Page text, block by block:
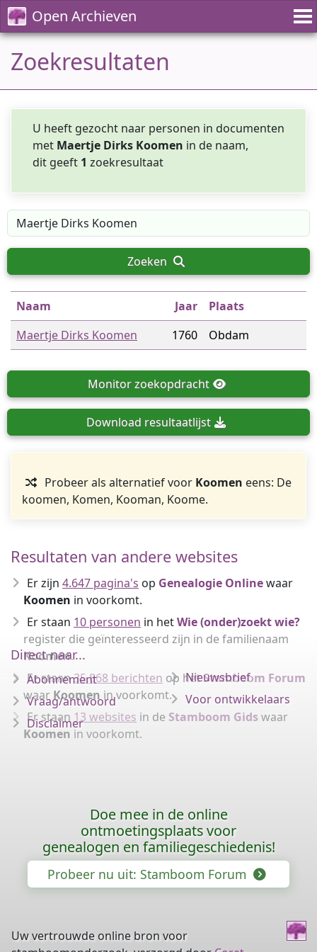
Open Archieven
Zoekresultaten
U heeft gezocht naar personen in documenten
met Maertje Dirks Koomen in de naam,
dit geeft 1 zoekresultaat
Zoeken
Naam Jaar
Plaats
Maertje Dirks Koomen
1760 Obdam
Monitorzoekopdracht
Download resultaatlijst
Probeer als alternatief voor Koomen eens: De
koomen, Komen, Kooman, Koome.
Resultaten van andere websites
Er zijn 4.647 pagina's op Genealogie Onlinewaar
Koomen in voorkomt.
Er staan 10 personen in hetWie (onder)zoekt wie?
register die geïnteresseerd zijn in de familienaam
Koomen.
Er staan35.868 berichten op hetStamboom Forum
waar Koomen in voorkomt.
Er staan 13 websites in de Stamboom Gids waar
Koomen in voorkomt.
Direct naar...
Abonnement
Vraag/antwoord
Disclaimer
Nieuwsbrief
Voor ontwikkelaars
Doe mee in de online
ontmoetingsplaats voor
genealogen en familiegeschiedenis!
Probeer nu uit: Stamboom Forum
Uw vertrouwde online bron voor